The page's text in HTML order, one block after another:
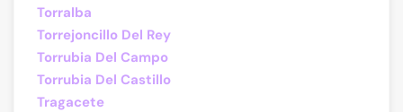
Torralba
Torrejoncillo Del Rey
Torrubia Del Campo
Torrubia Del Castillo
Tragacete